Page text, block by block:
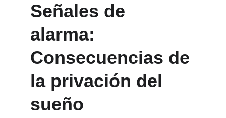
Señales de
alarma:
Consecuencias de
la privación del
sueño